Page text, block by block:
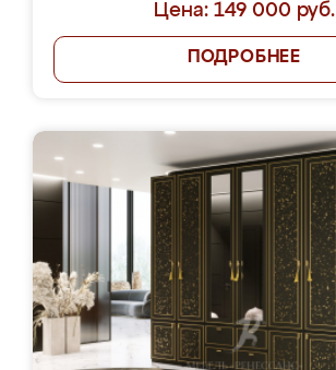
Цена: 149 000 руб.
ПОДРОБНЕЕ